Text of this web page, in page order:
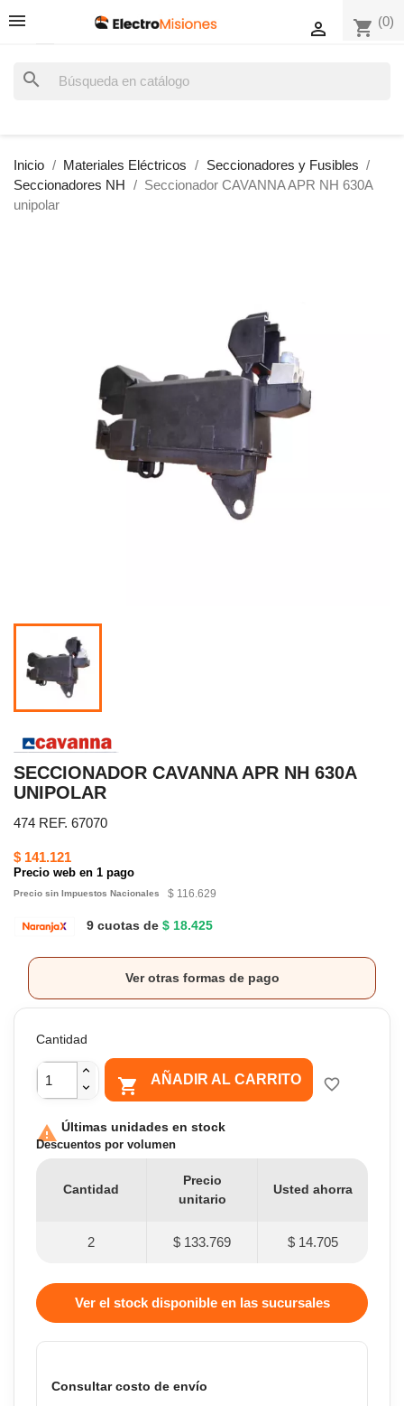
shopping_cart (0)

search
Inicio Materiales Eléctricos
Seccionadores y Fusibles
Seccionadores NH
Seccionador CAVANNA APR NH 630A
unipolar
SECCIONADOR CAVANNA APR NH 630A
UNIPOLAR
474 REF. 67070
$ 141.121
Precio web en 1 pago
Precio sin Impuestos Nacionales $ 116.629
9 cuotas de $ 18.425
Ver otras formas de pago
Cantidad
 AÑADIR AL CARRITO favorite_border
 Últimas unidades en stock
Descuentos por volumen
Cantidad
Precio
unitario
Usted ahorra
2 $ 133.769 $ 14.705
Ver el stock disponible en las sucursales
Consultar costo de envío